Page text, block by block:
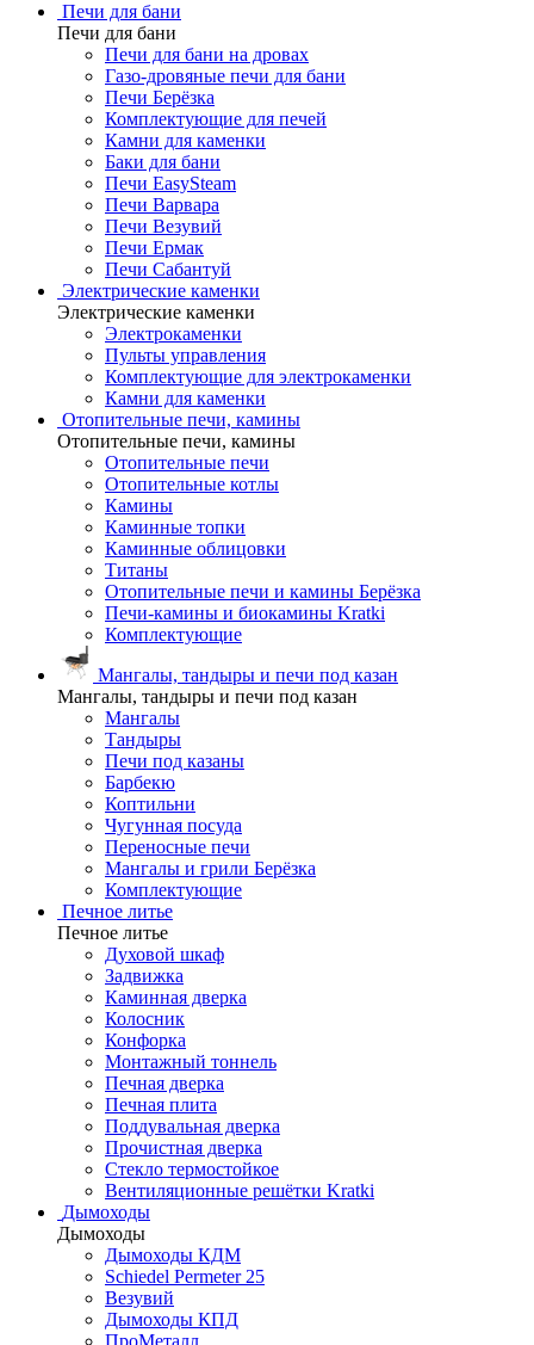
Печи для бани
Печи для бани
Печи для бани на дровах
Газо-дровяные печи для бани
Печи Берёзка
Комплектующие для печей
Камни для каменки
Баки для бани
Печи EasySteam
Печи Варвара
Печи Везувий
Печи Ермак
Печи Сабантуй
Электрические каменки
Электрические каменки
Электрокаменки
Пульты управления
Комплектующие для электрокаменки
Камни для каменки
Отопительные печи, камины
Отопительные печи, камины
Отопительные печи
Отопительные котлы
Камины
Каминные топки
Каминные облицовки
Титаны
Отопительные печи и камины Берёзка
Печи-камины и биокамины Kratki
Комплектующие
Мангалы, тандыры и печи под казан
Мангалы, тандыры и печи под казан
Мангалы
Тандыры
Печи под казаны
Барбекю
Коптильни
Чугунная посуда
Переносные печи
Мангалы и грили Берёзка
Комплектующие
Печное литье
Печное литье
Духовой шкаф
Задвижка
Каминная дверка
Колосник
Конфорка
Монтажный тоннель
Печная дверка
Печная плита
Поддувальная дверка
Прочистная дверка
Стекло термостойкое
Вентиляционные решётки Kratki
Дымоходы
Дымоходы
Дымоходы КДМ
Schiedel Permeter 25
Везувий
Дымоходы КПД
ПроМеталл